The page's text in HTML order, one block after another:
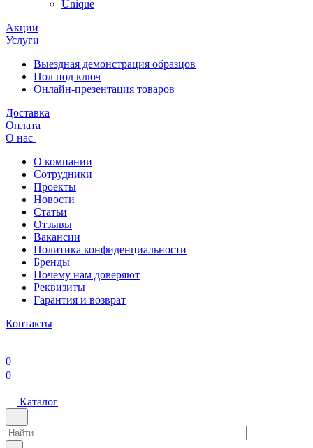
Unique
Акции
Услуги
Выездная демонстрация образцов
Пол под ключ
Онлайн-презентация товаров
Доставка
Оплата
О нас
О компании
Сотрудники
Проекты
Новости
Статьи
Отзывы
Вакансии
Политика конфиденциальности
Бренды
Почему нам доверяют
Реквизиты
Гарантия и возврат
Контакты
0
0
Каталог